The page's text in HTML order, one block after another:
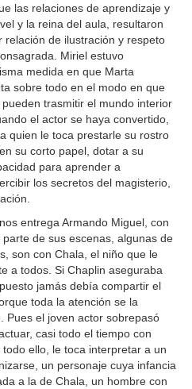
las relaciones de aprendizaje y
y la reina del aula, resultaron
relación de ilustración y respeto
Miriel estuvo
medida en que Marta
sobre todo en el modo en que
trasmitir el mundo interior
el actor se haya convertido,
quien le toca prestarle su rostro
su corto papel, dotar a su
para aprender a
los secretos del magisterio,
entrega Armando Miguel, con
de sus escenas, algunas de
son con Chala, el niño que le
a todos. Si Chaplin aseguraba
jamás debía compartir el
toda la atención se la
Pues el joven actor sobrepasó
casi todo el tiempo con
ello, le toca interpretar a un
un personaje cuya infancia
a la de Chala, un hombre con